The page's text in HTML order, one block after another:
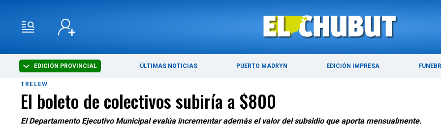
EDICIÓN PROVINCIAL ÚLTIMAS NOTICIAS PUERTO MADRYN EDICIÓN IMPRESA
ÚLTIMAS NOTICIAS PUERTO MADRYN
TRELEW
El boleto de colectivos subiría a $800
El Departamento Ejecutivo Municipal evalúa incrementar además el valor del subsidio que aporta mensualmente.